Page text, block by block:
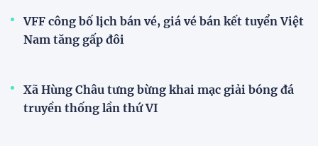
VFF công bố lịch bán vé, giá vé bán kết tuyển Việt
Nam tăng gấp đôi
Xã Hùng Châu tưng bừng khai mạc giải bóng đá
truyền thống lần thứ VI